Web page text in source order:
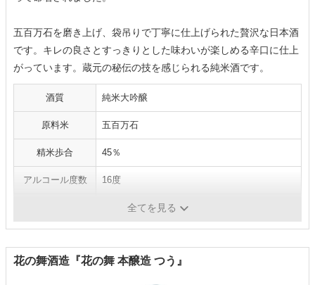
五百万石を磨き上げ、袋吊りで丁寧に仕上げられた贅沢な日本酒
です。キレの良さとすっきりとした味わいが楽しめる辛口に仕上
がっています。蔵元の秘伝の技を感じられる純米酒です。
酒質 純米大吟醸
原料米 五百万石
精米歩合 45％
アルコール度数 16度
全てを見る
花の舞酒造『花の舞 本醸造 つう』